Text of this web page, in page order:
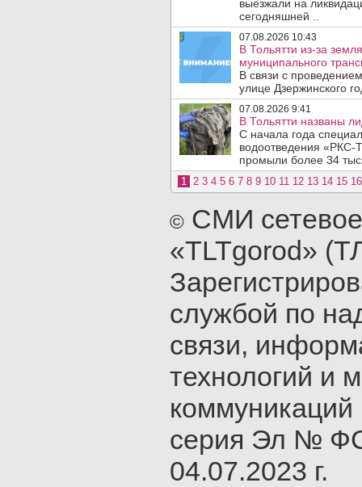
выезжали на
сегодняшней ..
07.08.2026 10:43
В Тольятти из-за
муниципального
В связи с
улице Дзержинского
07.08.2026 9:41
В Тольятти названы
С начала года
водоотведения «РКС-
промыли более 34
1 2 3 4 5 6 7 8 9 10 11 12 13 14 15 16
© СМИ
«TLTgorod»
службой по
связи,
технологий и
серия Эл №
04.07.2023 г.